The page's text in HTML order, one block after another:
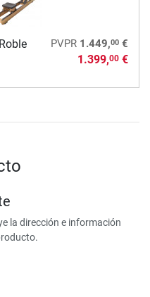
PVPR 1.449,00€
1.399,00€
la dirección e información